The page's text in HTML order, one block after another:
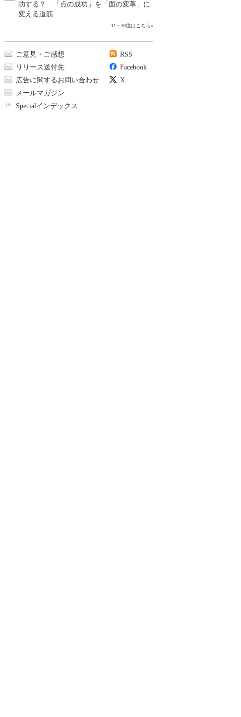
功する？ 「点の成功」を「面の変革」に
変える道筋
11～30位はこちら»
ご意見・ご感想
リリース送付先
広告に関するお問い合わせ
メールマガジン
Specialインデックス
RSS
Facebook
X